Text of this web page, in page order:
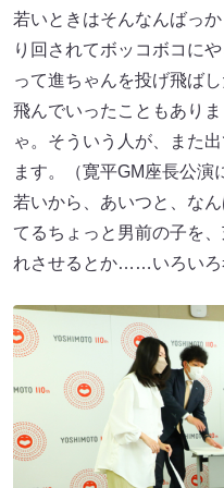
若いときはそんなんばっ
り回されてボッコボコに
って進ちゃんを投げ飛ば
飛んでいったこともあり
ゃ。そういう人が、また
ます。（寛平GM座長公演
若いから、あいつと、な
てるちょっと男前の子を
れさせるとか……いろいろ